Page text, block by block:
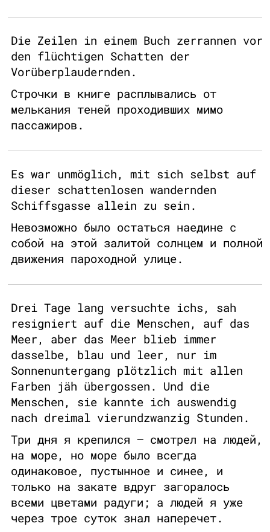
Die Zeilen in einem Buch zerrannen vor
den flüchtigen Schatten der
Vorüberplaudernden.
Строчки в книге расплывались от
мелькания теней проходивших мимо
пассажиров.
Es war unmöglich, mit sich selbst auf
dieser schattenlosen wandernden
Schiffsgasse allein zu sein.
Невозможно было остаться наедине с
собой на этой залитой солнцем и полной
движения пароходной улице.
Drei Tage lang versuchte ichs, sah
resigniert auf die Menschen, auf das
Meer, aber das Meer blieb immer
dasselbe, blau und leer, nur im
Sonnenuntergang plötzlich mit allen
Farben jäh übergossen. Und die
Menschen, sie kannte ich auswendig
nach dreimal vierundzwanzig Stunden.
Три дня я крепился — смотрел на людей,
на море, но море было всегда
одинаковое, пустынное и синее, и
только на закате вдруг загоралось
всеми цветами радуги; а людей я уже
через трое суток знал наперечет.